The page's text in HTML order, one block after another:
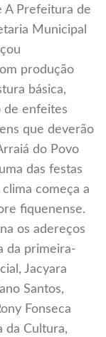
A Prefeitura de
Municipal
produção
básica,
de enfeites
que deverão
do Povo
das festas
clima começa a
fiquenense.
os adereços
da primeira-
Jacyara
Santos,
Fonseca
da Cultura,